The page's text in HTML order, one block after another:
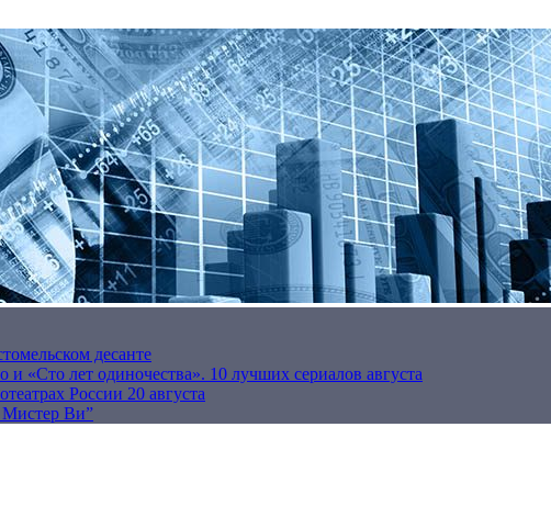
десанте
«Сто лет одиночества». 10 лучших сериалов августа
России 20 августа
Мистер Ви”